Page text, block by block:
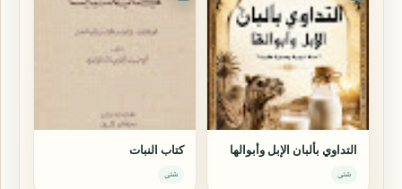
التداوي بألبان الإبل وأبوالها
شتى
كتاب النبات
شتى